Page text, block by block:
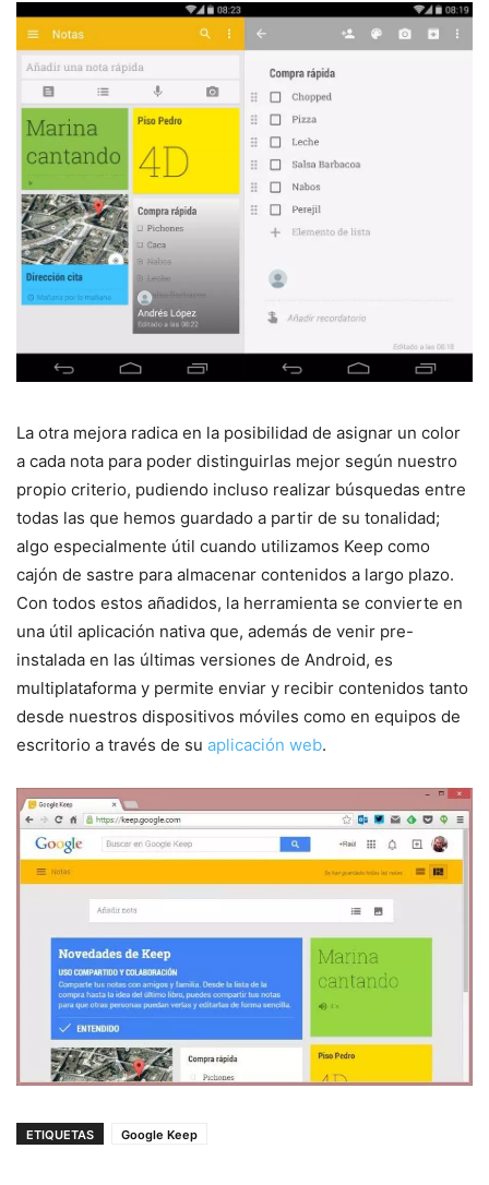
La otra mejora radica en la posibilidad de asignar un color
a cada nota para poder distinguirlas mejor según nuestro
propio criterio, pudiendo incluso realizar búsquedas entre
todas las que hemos guardado a partir de su tonalidad;
algo especialmente útil cuando utilizamos Keep como
cajón de sastre para almacenar contenidos a largo plazo.
Con todos estos añadidos, la herramienta se convierte en
una útil aplicación nativa que, además de venir pre-
instalada en las últimas versiones de Android, es
multiplataforma y permite enviar y recibir contenidos tanto
desde nuestros dispositivos móviles como en equipos de
escritorio a través de su aplicación web.
ETIQUETAS Google Keep